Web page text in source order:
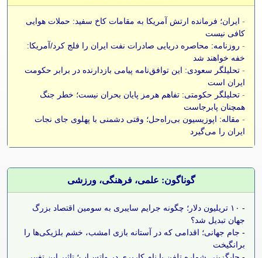
- ایران؛ فرمانده ارتش آمریکا به مقامات کاخ سفید: حملات هوایی
کافی نیست
- روزنامه: محاصره دریایی صادرات نفت ایران را فلج کرد/آمریکا:
خفه خواهند شد
- تحلیلگر سعودی: این توافق‌نامه پیامی بازدارنده در برابر حکومت
ایران است
- تحلیلگر حکومتی: تفاهم هرمز پایان بحران نیست؛ خطر جنگ
همچنان پابرجاست
- مقاله: اپوزیسیون بی‌راه‌حل؛ وقتی دشمنی با پهلوی جای نجات
ایران را می‌گیرد
گوناگون: علمی، فرهنگی، ورزشی
-
۱۰ تریلیون دلار؛ چگونه جرایم سایبری به سومین اقتصاد بزرگ
جهان تبدیل شد؟
- جام جهانی؛ اقدامی که در آستانه بازی امشب، خشم بلژیکی‌ها را
برانگیخت